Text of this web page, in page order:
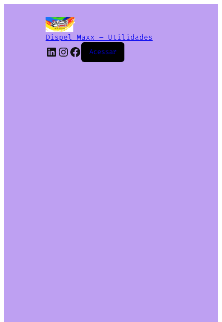
Dispel Maxx – Utilidades
Acessar